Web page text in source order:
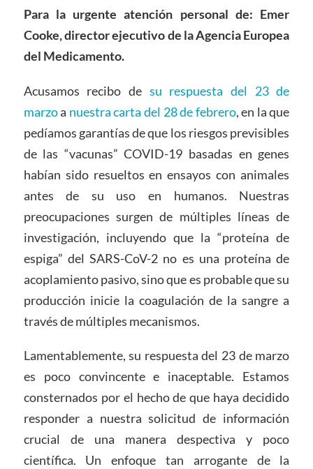
Para la urgente atención personal de: Emer
Cooke,directorejecutivo de la Agencia Europea
del Medicamento.
Acusamos recibo de su respuesta del 23 de
marzoa nuestra carta del 28 de febrero, en la que
pedíamos garantías de que los riesgos previsibles
de las “vacunas” COVID-19 basadas en genes
habían sido resueltos en ensayos con animales
antes de su uso en humanos. Nuestras
preocupaciones surgen de múltiples líneas de
investigación, incluyendo que la “proteína de
espiga” del SARS-CoV-2 no es una proteína de
acoplamiento pasivo, sino que es probable que su
producción inicie la coagulación de la sangre a
través de múltiples mecanismos.
Lamentablemente, su respuesta del 23 de marzo
es poco convincente e inaceptable. Estamos
consternados por el hecho de que haya decidido
responder a nuestra solicitud de información
crucial de una manera despectiva y poco
científica. Un enfoque tan arrogante de la